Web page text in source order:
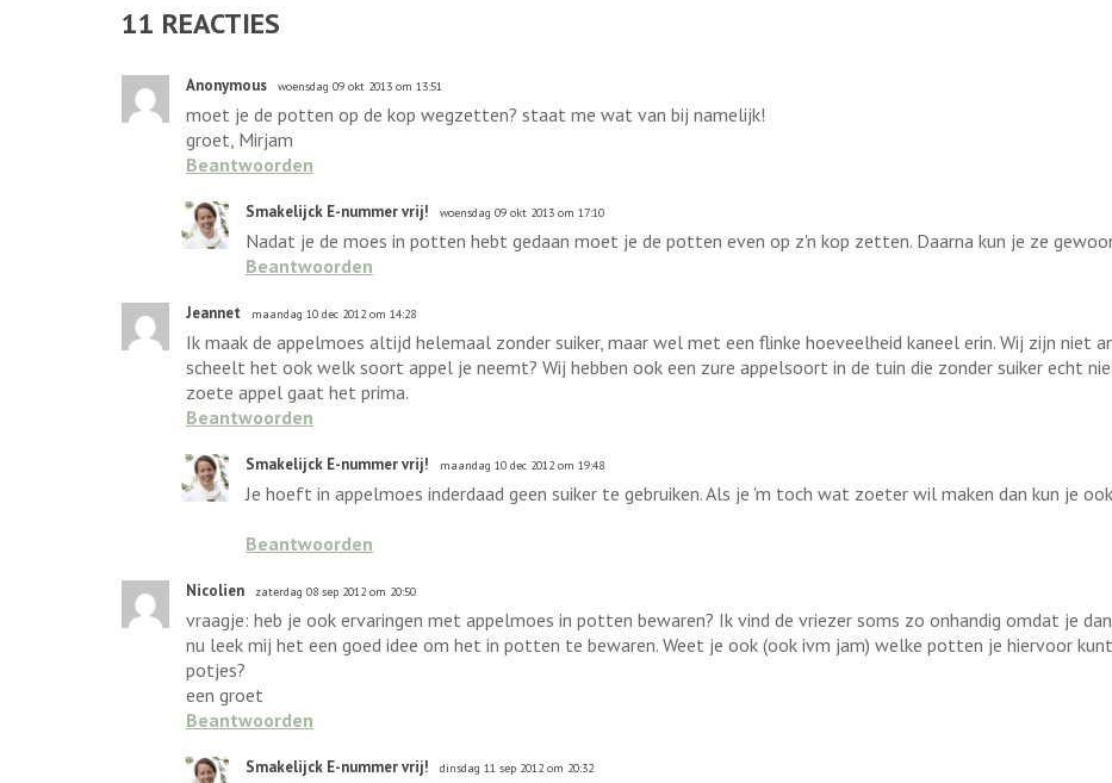
11 REACTIES
Anonymous woensdag 09 okt 2013 om 13:51
moet je de potten op de kop wegzetten? staat me wat van bij namelijk!
groet, Mirjam
Beantwoorden
Smakelijck E-nummer vrij! woensdag 09 okt 2013 om 17:10
Nadat je de moes in potten hebt gedaan moet je de potten even op z'n kop zetten. Daarna kun je ze
Beantwoorden
Jeannet maandag 10 dec 2012 om 14:28
Ik maak de appelmoes altijd helemaal zonder suiker, maar wel met een flinke hoeveelheid kaneel erin. Wij zijn niet
scheelt het ook welk soort appel je neemt? Wij hebben ook een zure appelsoort in de tuin die zonder suiker echt
zoete appel gaat het prima.
Beantwoorden
Smakelijck E-nummer vrij! maandag 10 dec 2012 om 19:48
Je hoeft in appelmoes inderdaad geen suiker te gebruiken. Als je 'm toch wat zoeter wil maken dan kun je
Beantwoorden
Nicolien zaterdag 08 sep 2012 om 20:50
vraagje: heb je ook ervaringen met appelmoes in potten bewaren? Ik vind de vriezer soms zo onhandig omdat je
nu leek mij het een goed idee om het in potten te bewaren. Weet je ook (ook ivm jam) welke potten je hiervoor
potjes?
een groet
Beantwoorden
Smakelijck E-nummer vrij! dinsdag 11 sep 2012 om 20:32